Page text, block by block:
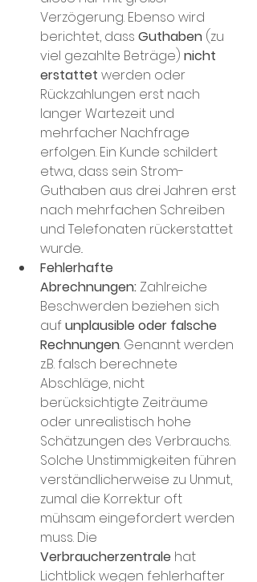
Verzögerung​. Ebenso wird
berichtet, dass Guthaben (zu
viel gezahlte Beträge) nicht
erstattet werden oder
Rückzahlungen erst nach
langer Wartezeit und
mehrfacher Nachfrage
erfolgen​. Ein Kunde schildert
etwa, dass sein Strom-
Guthaben aus drei Jahren erst
nach mehrfachen Schreiben
und Telefonaten rückerstattet
wurde​..
Fehlerhafte
Abrechnungen: Zahlreiche
Beschwerden beziehen sich
auf unplausible oder falsche
Rechnungen. Genannt werden
z.B. falsch berechnete
Abschläge, nicht
berücksichtigte Zeiträume
oder unrealistisch hohe
Schätzungen des Verbrauchs​.
Solche Unstimmigkeiten führen
verständlicherweise zu Unmut,
zumal die Korrektur oft
mühsam eingefordert werden
muss​. Die
Verbraucherzentrale hat
Lichtblick wegen fehlerhafter